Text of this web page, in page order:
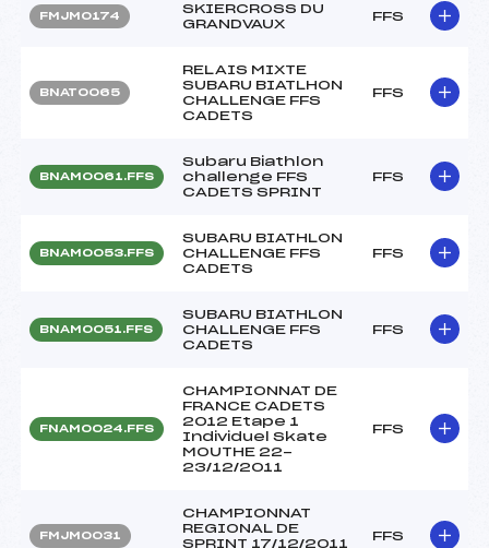
FMJM0174
SKIERCROSS DU
GRANDVAUX
FFS
BNAT0065
RELAIS MIXTE
SUBARU BIATLHON
CHALLENGE FFS
CADETS
FFS
BNAM0061.FFS
Subaru Biathlon
challenge FFS
CADETS SPRINT
FFS
BNAM0053.FFS
SUBARU BIATHLON
CHALLENGE FFS
CADETS
FFS
BNAM0051.FFS
SUBARU BIATHLON
CHALLENGE FFS
CADETS
FFS
FNAM0024.FFS
CHAMPIONNAT DE
FRANCE CADETS
2012 Etape 1
Individuel Skate
MOUTHE 22-
23/12/2011
FFS
FMJM0031
CHAMPIONNAT
REGIONAL DE
SPRINT 17/12/2011
FFS